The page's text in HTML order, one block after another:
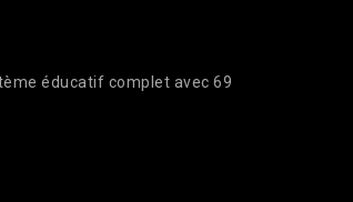
éducatif complet avec 69